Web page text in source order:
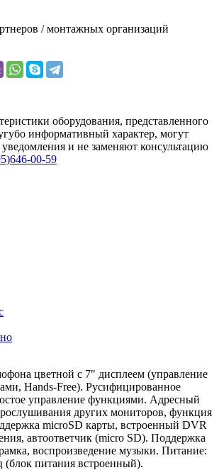
/ монтажных организаций
оборудования, представленного
информативный характер, могут
и не заменяют консультацию
00-59
цветной с 7" дисплеем (управление
Hands-Free). Русифицированное
управление функциями. Адресный
других мониторов, функция
microSD карты, встроенный DVR
автоответчик (micro SD). Поддержка
воспроизведение музыки. Питание:
(блок питания встроенный).